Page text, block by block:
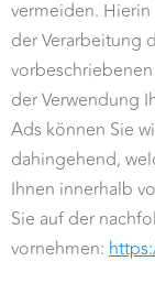
vermeiden.
der Verarbeitung
der Verwendung
Ads können Sie
dahingehend,
Ihnen innerhalb
Sie auf der
vornehmen: